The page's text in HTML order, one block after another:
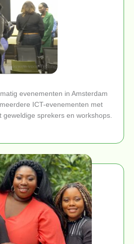
evenementen in Amsterdam
ICT-evenementen met
sprekers en workshops.